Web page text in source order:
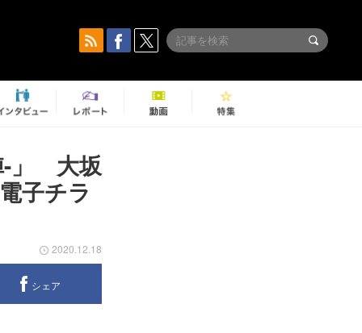
-」 大坂
子チラ
2020.12.18
シェア